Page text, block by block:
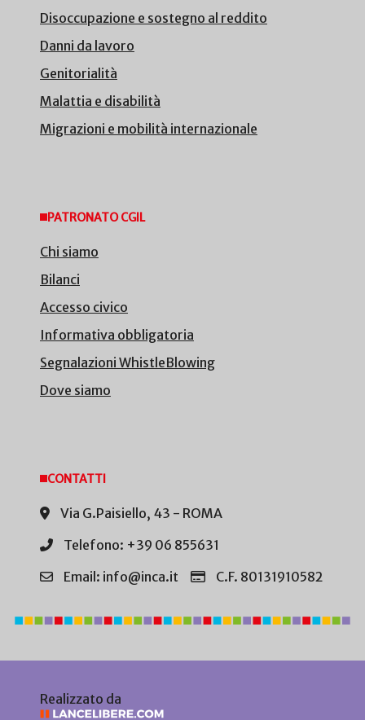
Disoccupazione e sostegno al reddito
Danni da lavoro
Genitorialità
Malattia e disabilità
Migrazioni e mobilità internazionale
PATRONATO CGIL
Chi siamo
Bilanci
Accesso civico
Informativa obbligatoria
Segnalazioni WhistleBlowing
Dove siamo
CONTATTI
Via G.Paisiello, 43 - ROMA
Telefono: +39 06 855631
Email: info@inca.it
C.F. 80131910582
Realizzato da